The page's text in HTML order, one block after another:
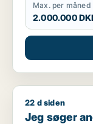
Max. per måned
2.000.000
Jeg søger
22 d siden
Jeg søger